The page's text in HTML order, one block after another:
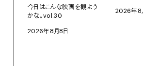
今日はこんな映画を観よう
かな。vol.30
2026年8月8日
2026年8